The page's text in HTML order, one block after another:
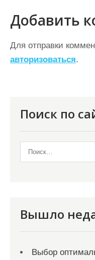
в
и
г
а
Добавить
Для отправки
авторизоваться.
Поиск по
Вышло
Выбор